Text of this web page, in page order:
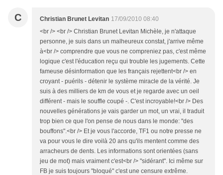
C Christian Brunet Levitan 17/09/2010 08:40
<br /> <br /> Christian Brunet Levitan Michèle, je n'attaque
personne, je suis dans un malheureux constat, j'arrive même
à<br /> comprendre que vous ne compreniez pas, c'est même
logique c'est l'éducation reçu qui trouble les jugements. Cette
fameuse désinformation que les français rejettent<br /> en
croyant - puérils - détenir le système miracle de la vérité. Je
suis à des milliers de km de vous et je regarde avec un oeil
différent - mais le souffle coupé -. C'est incroyable!<br /> Des
nouvelles générations je vais garder un mot, un vrai, il traduit
trop bien ce que l'on pense de nous dans le monde: "des
bouffons".<br /> Et je vous l'accorde, TF1 ou notre presse ne
va pour vous le dire voilà 20 ans qu'ils mentent comme des
arracheurs de dents. Les informations sont orientées (sans
jeu de mot) mais vraiment c'est<br /> "sidérant". Ici même sur
FB je suis toujours "bloqué" c'est une censure extrême.